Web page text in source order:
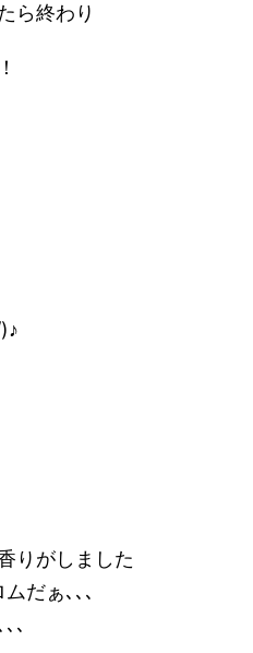
ら終わり
りがしました
だぁ､､､
､